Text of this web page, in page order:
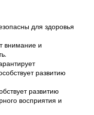
для здоровья
внимание и
развитию
развитию
восприятия и